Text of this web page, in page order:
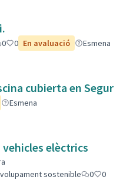
0 0 En avaluació Esmena
cubierta en Segur
Esmena
vehicles elèctrics
sostenible
0
0